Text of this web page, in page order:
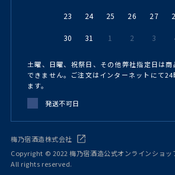
23 24 25 26 27
30 31 1 2 3
土曜、日曜、祝祭日、その他弊社指定日は
できません。ご注文はインターネットにて
ます。
発送不可日
梅乃宿酒造株式会社
Copyright © 2022 梅乃宿酒造公式オンラインショッ
All rights reserved.